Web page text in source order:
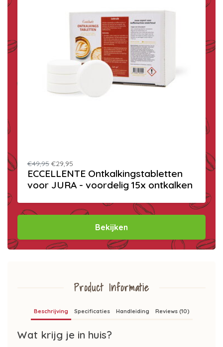
€49,95 €29,95
ECCELLENTE Ontkalkingstabletten
voor JURA - voordelig 15x ontkalken
Bekijken
Product Informatie
Beschrijving Specificaties Handleiding Reviews (10)
Wat krijg je in huis?